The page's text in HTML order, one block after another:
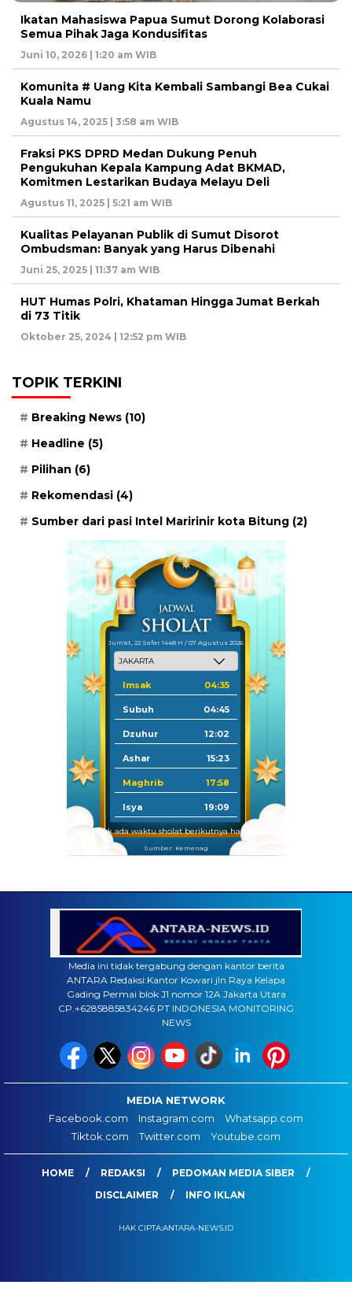
Ikatan Mahasiswa Papua Sumut Dorong Kolaborasi
Semua Pihak Jaga Kondusifitas
Juni 10, 2026 | 1:20 am WIB
Komunita # Uang Kita Kembali Sambangi Bea Cukai
Kuala Namu
Agustus 14, 2025 | 3:58 am WIB
Fraksi PKS DPRD Medan Dukung Penuh
Pengukuhan Kepala Kampung Adat BKMAD,
Komitmen Lestarikan Budaya Melayu Deli
Agustus 11, 2025 | 5:21 am WIB
Kualitas Pelayanan Publik di Sumut Disorot
Ombudsman: Banyak yang Harus Dibenahi
Juni 25, 2025 | 11:37 am WIB
HUT Humas Polri, Khataman Hingga Jumat Berkah
di 73 Titik
Oktober 25, 2024 | 12:52 pm WIB
TOPIK TERKINI
Breaking News (10)
Headline (5)
Pilihan (6)
Rekomendasi (4)
Sumber dari pasi Intel Maririnir kota Bitung (2)
Jum'at, 22 Safar 1448 H / 07 Agustus 2026
Imsak 04:35
Subuh 04:45
Dzuhur 12:02
Ashar 15:23
Maghrib 17:58
Isya 19:09
Tidak ada waktu sholat berikutnya hari ini.
Sumber: Kemenag
Media ini tidak tergabung dengan kantor berita
ANTARA Redaksi:Kantor Kowari jln Raya Kelapa
Gading Permai blok J1 nomor 12A Jakarta Utara
CP.+6285885834246 PT INDONESIA MONITORING
NEWS
MEDIA NETWORK
Facebook.com
Instagram.com
Whatsapp.com
Tiktok.com
Twitter.com Youtube.com
HOME REDAKSI
PEDOMAN MEDIA SIBER
DISCLAIMER
INFO IKLAN
HAK CIPTA:ANTARA-NEWS.ID